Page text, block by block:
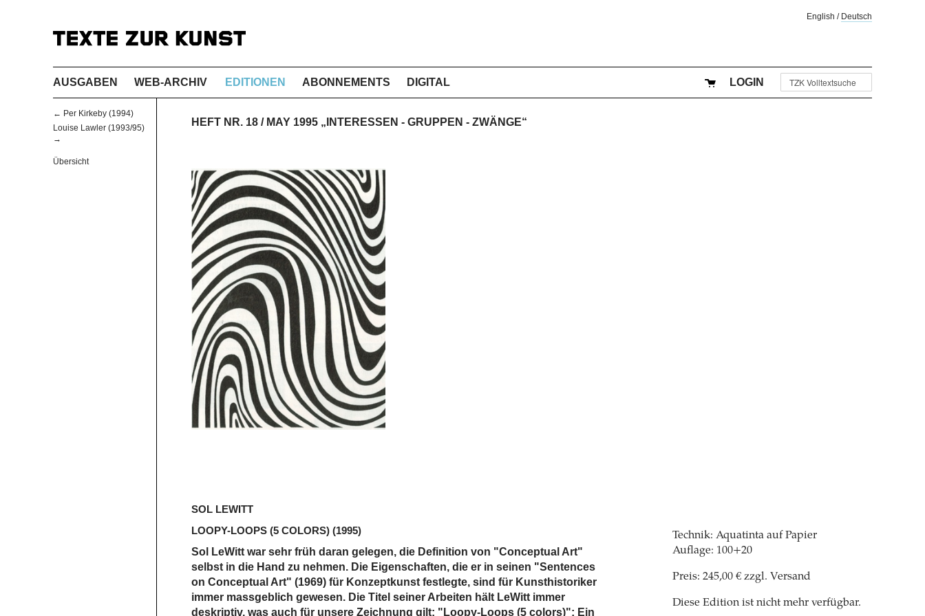
English / Deutsch
AUSGABEN WEB-ARCHIV EDITIONEN ABONNEMENTS DIGITAL LOGIN
← Per Kirkeby (1994)
Louise Lawler (1993/95)
→
Übersicht
HEFT NR. 18 / MAY 1995 „INTERESSEN - GRUPPEN - ZWÄNGE“
SOL LEWITT
LOOPY-LOOPS (5 COLORS) (1995)
Sol LeWitt war sehr früh daran gelegen, die Definition von "Conceptual Art"
selbst in die Hand zu nehmen. Die Eigenschaften, die er in seinen "Sentences
on Conceptual Art" (1969) für Konzeptkunst festlegte, sind für Kunsthistoriker
immer massgeblich gewesen. Die Titel seiner Arbeiten hält LeWitt immer
deskriptiv, was auch für unsere Zeichnung gilt: "Loopy-Loops (5 colors)": Ein
Technik: Aquatinta auf Papier
Auflage: 100+20
Preis: 245,00 € zzgl. Versand
Diese Edition ist nicht mehr verfügbar.